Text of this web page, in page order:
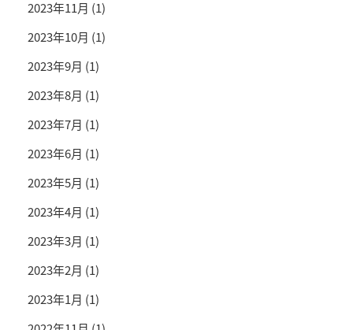
2023年11月 (1)
2023年10月 (1)
2023年9月 (1)
2023年8月 (1)
2023年7月 (1)
2023年6月 (1)
2023年5月 (1)
2023年4月 (1)
2023年3月 (1)
2023年2月 (1)
2023年1月 (1)